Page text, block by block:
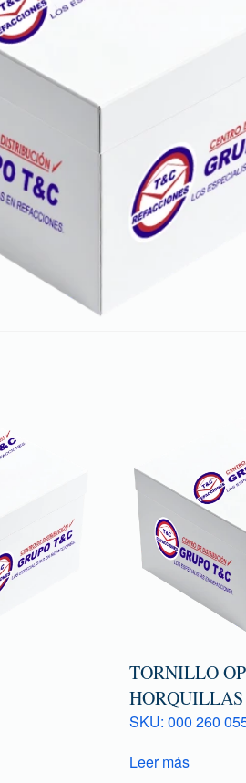
TORNILLO
HORQUILLAS
SKU: 000 260
Leer más